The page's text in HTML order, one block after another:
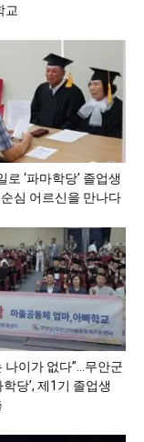
교
로 ‘파마학당’ 졸업생
순심 어르신을 만나다
나이가 없다”…무안군
학당’, 제1기 졸업생